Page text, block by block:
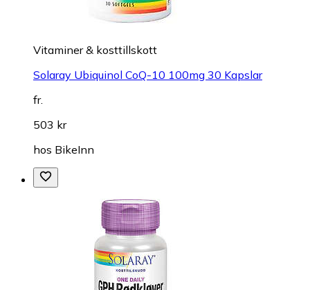
Vitaminer & kosttillskott
Solaray Ubiquinol CoQ-10 100mg 30 Kapslar
fr.
503 kr
hos BikeInn